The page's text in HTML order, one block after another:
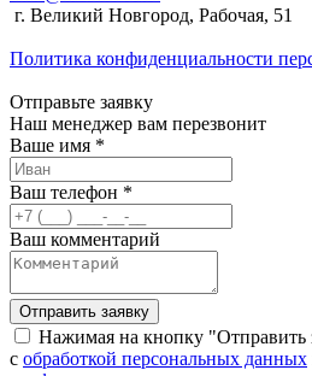
г. Великий Новгород, Рабочая, 51
Политика конфиденциальности
Отправьте заявку
Наш менеджер вам перезвонит
Ваше имя *
Ваш телефон *
Ваш комментарий
Отправить заявку
Нажимая на кнопку "Отправить
с обработкой персональных данных